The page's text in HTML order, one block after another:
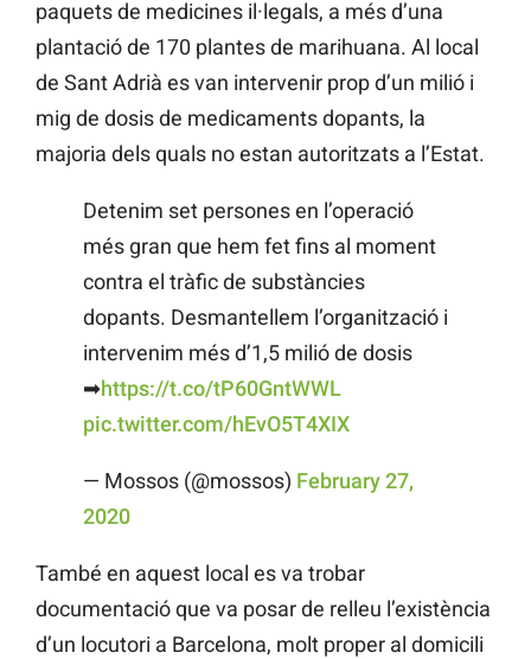
paquets de medicines il·legals, a més d’una
plantació de 170 plantes de marihuana. Al local
de Sant Adrià es van intervenir prop d’un milió i
mig de dosis de medicaments dopants, la
majoria dels quals no estan autoritzats a l’Estat.
Detenim set persones en l’operació
més gran que hem fet fins al moment
contra el tràfic de substàncies
dopants. Desmantellem l’organització i
intervenim més d’1,5 milió de dosis
➡https://t.co/tP60GntWWL
pic.twitter.com/hEvO5T4XIX
— Mossos (@mossos) February 27,
2020
També en aquest local es va trobar
documentació que va posar de relleu l’existència
d’un locutori a Barcelona, molt proper al domicili